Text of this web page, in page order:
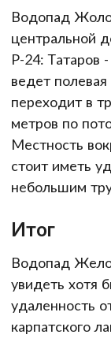
Водопад
центральной
Р-24: Татаров
ведет
переходит в
метров по
Местность
стоит иметь
небольшим
Итог
Водопад
увидеть хотя
удаленность
карпатского